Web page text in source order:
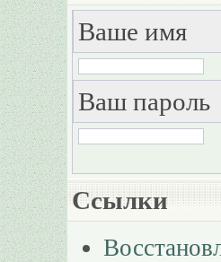
Ваше имя
Ваш пароль
Ссылки